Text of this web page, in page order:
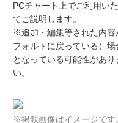
PCチャート上でご利用い
てご説明します。
※追加・編集等された内容
フォルトに戻っている）
となっている可能性があ
い。
※掲載画像はイメージです